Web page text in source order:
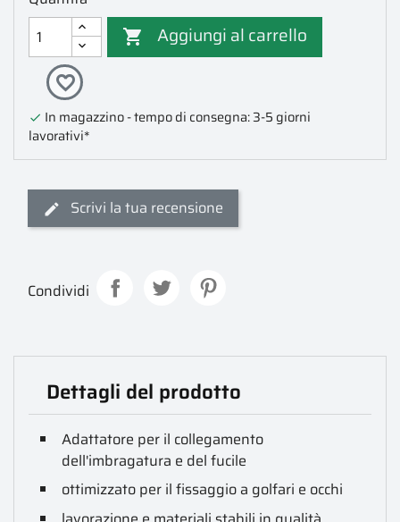
 Aggiungi al carrello
favorite_border
 In magazzino - tempo di consegna: 3-5 giorni
lavorativi*
Scrivi la tua recensione
Condividi
Dettagli del prodotto
Adattatore per il collegamento
dell'imbragatura e del fucile
ottimizzato per il fissaggio a golfari e occhi